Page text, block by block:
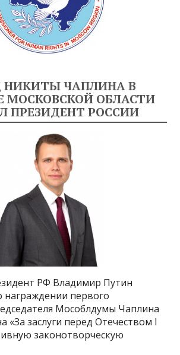
НИКИТЫ ЧАПЛИНА В
МОСКОВСКОЙ ОБЛАСТИ
ПРЕЗИДЕНТ РОССИИ
РФ Владимир Путин
награждении первого
Мособлдумы Чаплина
«За заслуги перед Отечеством I
законотворческую